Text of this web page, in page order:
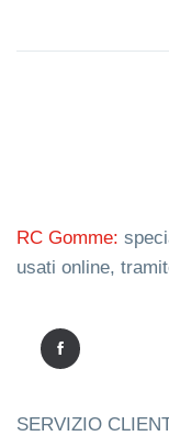
RC Gomme:
usati online,
SERVIZIO